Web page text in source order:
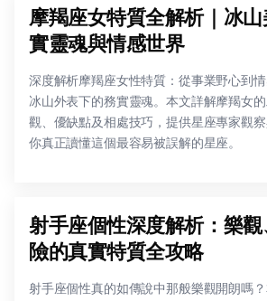
摩羯座女特質全解析｜冰
實靈魂與情感世界
深度解析摩羯座女性特質：從事業野心到
冰山外表下的務實靈魂。本文詳解摩羯女
觀、優缺點及相處技巧，提供星座專家觀
你真正讀懂這個最容易被誤解的星座。
射手座個性深度解析：樂
險的真實特質全攻略
射手座個性真的如傳說中那般樂觀開朗嗎